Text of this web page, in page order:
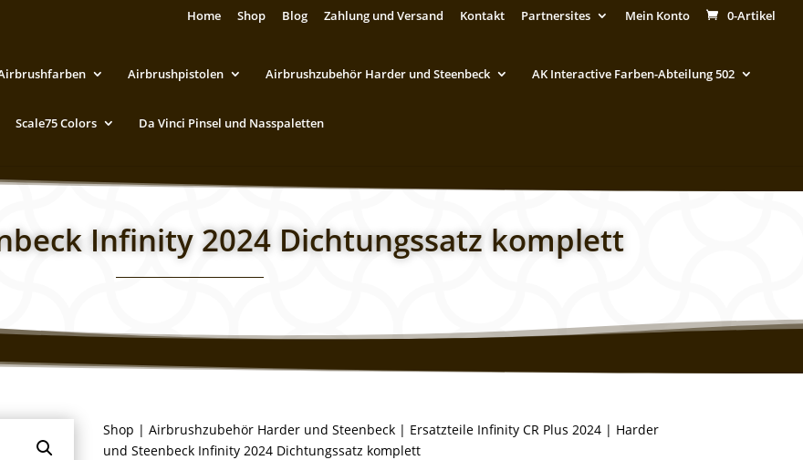
Home Shop Blog Zahlung und Versand Kontakt Partnersites Mein Konto 0-Artikel
Airbrushpistolen Airbrushzubehör Harder und Steenbeck AK Interactive Farben-Abteilung 502
Scale75 Colors Da Vinci Pinsel und Nasspaletten
Infinity 2024 Dichtungssatz komplett
Shop |Airbrushzubehör Harder und Steenbeck | Ersatzteile Infinity CR Plus 2024 | Harder
und Steenbeck Infinity 2024 Dichtungssatz komplett